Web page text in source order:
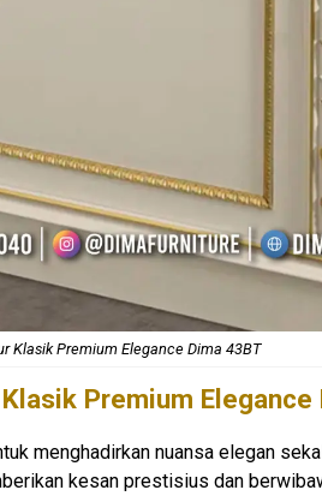
Klasik Premium Elegance Dima 43BT
Premium Elegance
menghadirkan nuansa elegan
kesan prestisius dan